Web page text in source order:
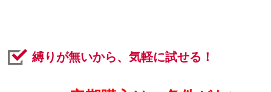
縛りが無いから、気軽に試せる！